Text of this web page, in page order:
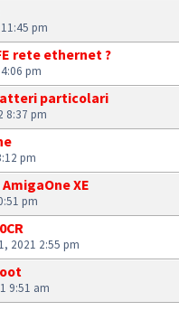
pm
rete ethernet ?
pm
particolari
8:37 pm
pm
XE
pm
2021 2:55 pm
9:51 am